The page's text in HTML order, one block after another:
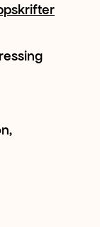
+ 1